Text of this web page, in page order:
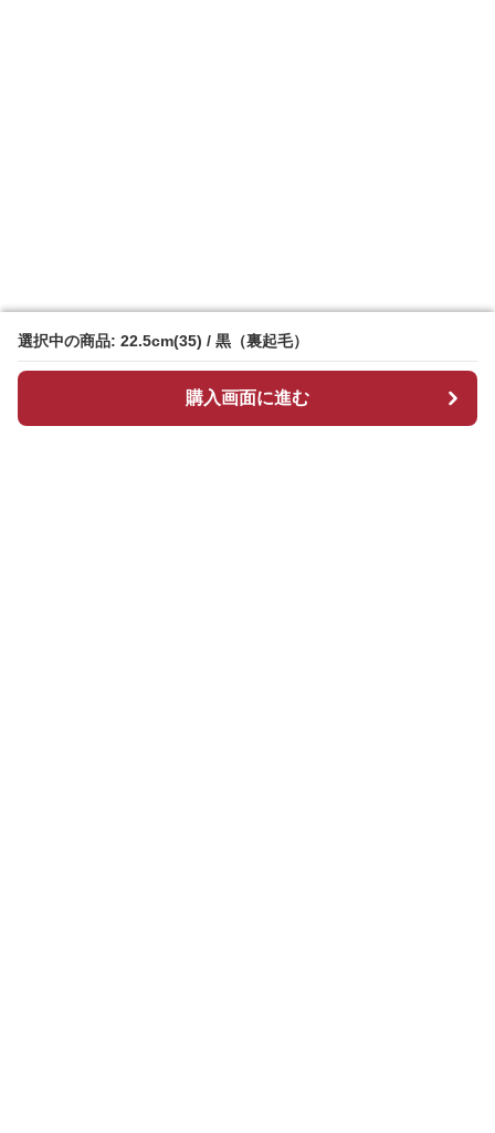
選択中の商品: 22.5cm(35) / 黒（裏起毛）
購入画面に進む
選択中の商品: 22.5cm(35) / 黒（裏起毛）
購入画面に進む